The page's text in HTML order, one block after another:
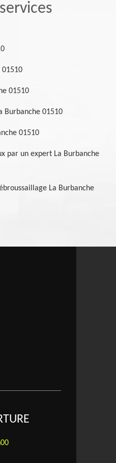
01510
01510
Burbanche 01510
01510
par un expert La Burbanche
La Burbanche